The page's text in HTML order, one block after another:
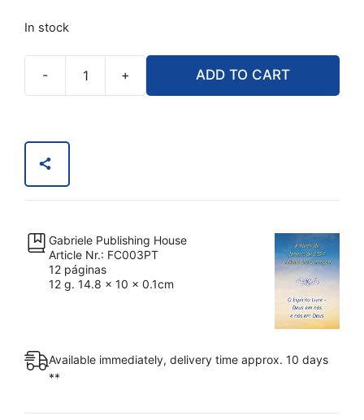
In stock
-
a
Era
(Livreto)
+ ADD TO CART
Gabriele Publishing House
Article Nr.: FC003PT
12 páginas
12 g. 14.8 x 10 x 0.1cm
Available immediately, delivery time approx. 10 days
**